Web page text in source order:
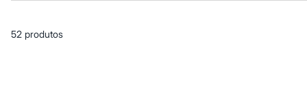
Blusas e Camisetas
Calças
Casacos e Jaquetas
52 produtos